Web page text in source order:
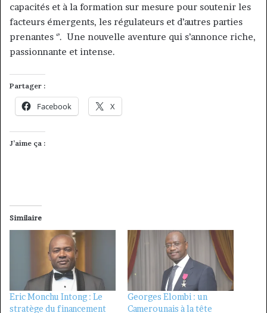
capacités et à la formation sur mesure pour soutenir les
facteurs émergents, les régulateurs et d’autres parties
prenantes ‘’. Une nouvelle aventure qui s’annonce riche,
passionnante et intense.
Partager :
Facebook X
J’aime ça :
Similaire
Eric Monchu Intong : Le
stratège du financement
Georges Elombi : un
Camerounais à la tête